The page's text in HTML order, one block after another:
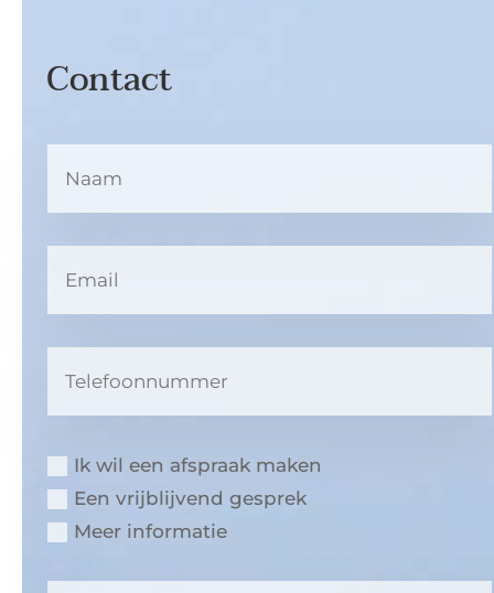
Contact
Ik wil een afspraak maken
Een vrijblijvend gesprek
Meer informatie